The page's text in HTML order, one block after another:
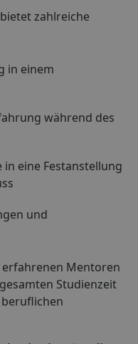
zahlreiche
in einem
während des
eine Festanstellung
und
erfahrenen Mentoren
Studienzeit